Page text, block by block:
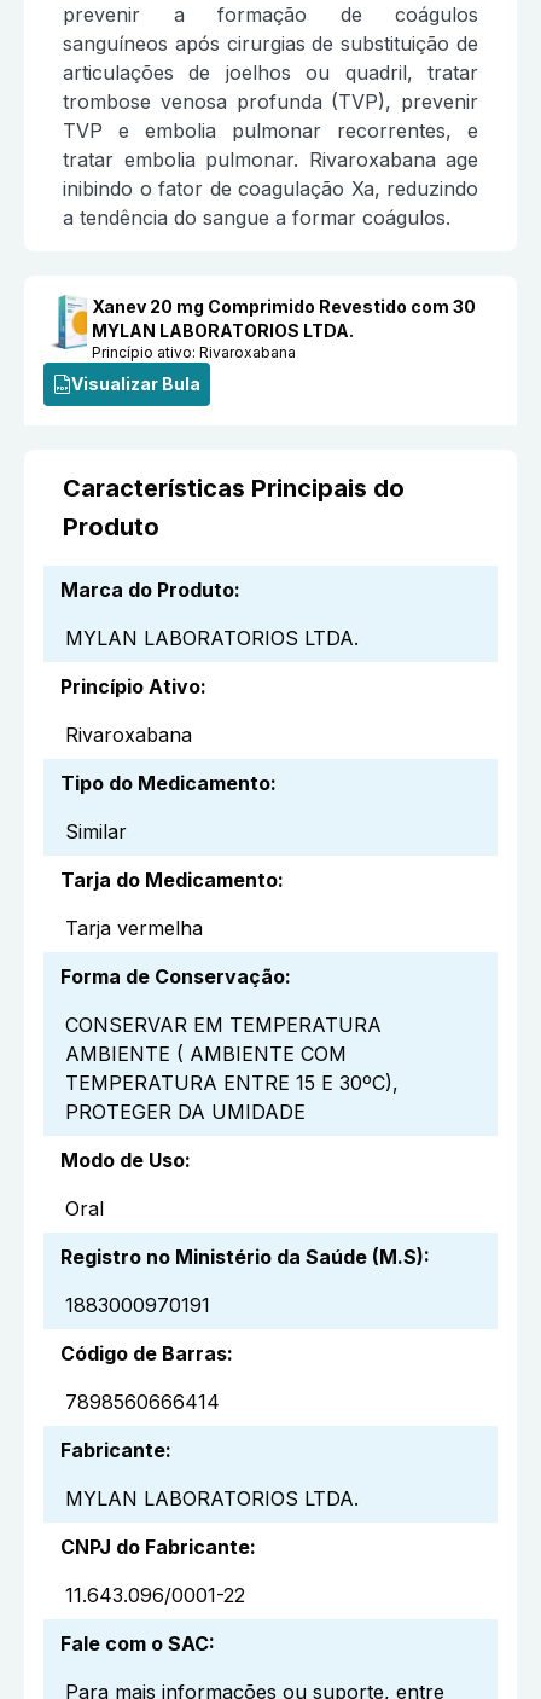
prevenir a formação de coágulos
sanguíneos após cirurgias de substituição de
articulações de joelhos ou quadril, tratar
trombose venosa profunda (TVP), prevenir
TVP e embolia pulmonar recorrentes, e
tratar embolia pulmonar. Rivaroxabana age
inibindo o fator de coagulação Xa, reduzindo
a tendência do sangue a formar coágulos.
Xanev 20 mg Comprimido Revestido com 30
MYLAN LABORATORIOS LTDA.
Princípio ativo:Rivaroxabana
Visualizar Bula
Características Principais do
Produto
Marca do Produto:
MYLAN LABORATORIOS LTDA.
Princípio Ativo:
Rivaroxabana
Tipo do Medicamento:
Similar
Tarja do Medicamento:
Tarja vermelha
Forma de Conservação:
CONSERVAR EM TEMPERATURA
AMBIENTE ( AMBIENTE COM
TEMPERATURA ENTRE 15 E 30ºC),
PROTEGER DA UMIDADE
Modo de Uso:
Oral
Registro no Ministério da Saúde (M.S):
1883000970191
Código de Barras:
7898560666414
Fabricante:
MYLAN LABORATORIOS LTDA.
CNPJ do Fabricante:
11.643.096/0001-22
Fale com o SAC:
Para mais informações ou suporte, entre